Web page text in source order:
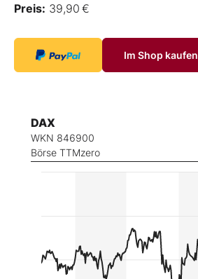
Preis: 39,90 €
Im Shop kaufen
DAX
WKN 846900
Börse TTMzero